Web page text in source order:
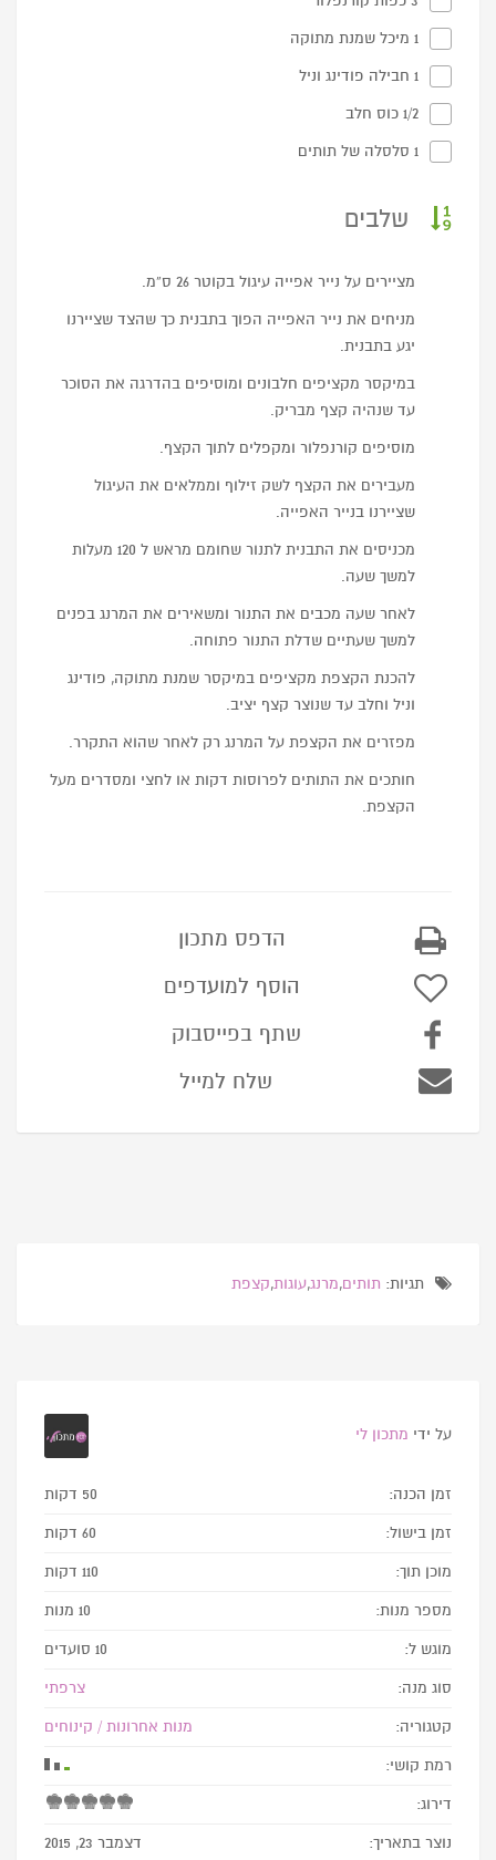
1 מיכל שמנת מתוקה
1 חבילה פודינג וניל
1/2 כוס חלב
1 סלסלה של תותים
שלבים
מציירים על נייר אפייה עיגול בקוטר 26 ס”מ.
מניחים את נייר האפייה הפוך בתבנית כך שהצד שציירנו
יגע בתבנית.
במיקסר מקציפים חלבונים ומוסיפים בהדרגה את הסוכר
עד שנהיה קצף מבריק.
מוסיפים קורנפלור ומקפלים לתוך הקצף.
מעבירים את הקצף לשק זילוף וממלאים את העיגול
שציירנו בנייר האפייה.
מכניסים את התבנית לתנור שחומם מראש ל 120 מעלות
למשך שעה.
לאחר שעה מכבים את התנור ומשאירים את המרנג בפנים
למשך שעתיים שדלת התנור פתוחה.
להכנת הקצפת מקציפים במיקסר שמנת מתוקה, פודינג
וניל וחלב עד שנוצר קצף יציב.
מפזרים את הקצפת על המרנג רק לאחר שהוא התקרר.
חותכים את התותים לפרוסות דקות או לחצי ומסדרים מעל
הקצפת.
הדפס מתכון
הוסף למועדפים
שתף בפייסבוק
שלח למייל
תגיות: תותים,מרנג,עוגות,קצפת
על ידי מתכון לי
זמן הכנה: 50 דקות
זמן בישול: 60 דקות
מוכן תוך: 110 דקות
מספר מנות: 10 מנות
מוגש ל: 10 סועדים
סוג מנה: צרפתי
קטגוריה: מנות אחרונות / קינוחים
רמת קושי:
דירוג:
נוצר בתאריך: דצמבר 23, 2015